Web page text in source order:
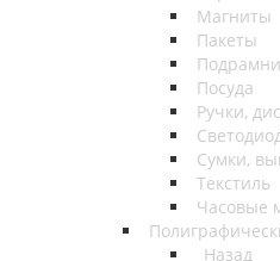
Магниты
Пакеты
Посуда
Ручки,
Сумки,
Текстиль
Часовые
Назад